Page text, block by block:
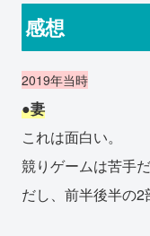
感想
2019年当時
●妻
これは面白い。
競りゲームは苦手
だし、前半後半の2